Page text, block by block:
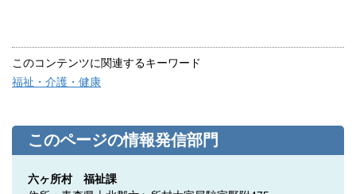
このコンテンツに関連するキーワード
福祉・介護・健康
このページの情報発信部門
六ヶ所村 福祉課